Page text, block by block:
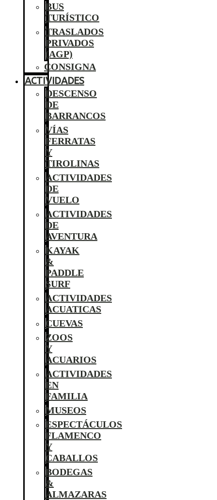
BUS
TURÍSTICO
TRASLADOS
PRIVADOS
(AGP)
CONSIGNA
ACTIVIDADES
DESCENSO
DE
BARRANCOS
VÍAS
FERRATAS
Y
TIROLINAS
ACTIVIDADES
DE
VUELO
ACTIVIDADES
DE
AVENTURA
KAYAK
&
PADDLE
SURF
ACTIVIDADES
ACUATICAS
CUEVAS
ZOOS
Y
ACUARIOS
ACTIVIDADES
EN
FAMILIA
MUSEOS
ESPECTÁCULOS
FLAMENCO
Y
CABALLOS
BODEGAS
&
ALMAZARAS